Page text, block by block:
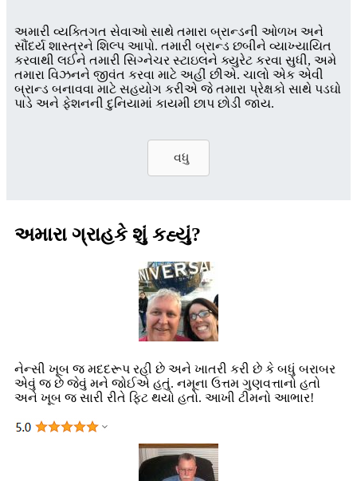
અમારી વ્યક્તિગત સેવાઓ સાથે તમારા બ્રાન્ડની ઓળખ અને
સૌંદર્ય શાસ્ત્રને શિલ્પ આપો. તમારી બ્રાન્ડ છબીને વ્યાખ્યાયિત
કરવાથી લઈને તમારી સિગ્નેચર સ્ટાઇલને ક્યુરેટ કરવા સુધી, અમે
તમારા વિઝનને જીવંત કરવા માટે અહીં છીએ. ચાલો એક એવી
બ્રાન્ડ બનાવવા માટે સહયોગ કરીએ જે તમારા પ્રેક્ષકો સાથે પડઘો
પાડે અને ફેશનની દુનિયામાં કાયમી છાપ છોડી જાય.
વધુ
અમારા ગ્રાહકે શું કહ્યું?
નેન્સી ખૂબ જ મદદરૂપ રહી છે અને ખાતરી કરી છે કે બધું બરાબર
એવું જ છે જેવું મને જોઈએ હતું. નમૂના ઉત્તમ ગુણવત્તાનો હતો
અને ખૂબ જ સારી રીતે ફિટ થયો હતો. આખી ટીમનો આભાર!